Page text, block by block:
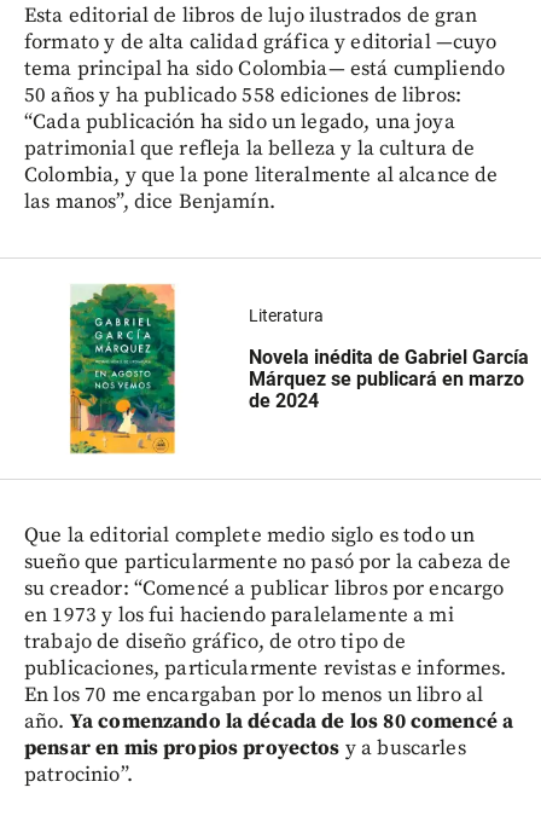
Esta editorial de libros de lujo ilustrados de gran
formato y de alta calidad gráfica y editorial —cuyo
tema principal ha sido Colombia— está cumpliendo
50 años y ha publicado 558 ediciones de libros:
“Cada publicación ha sido un legado, una joya
patrimonial que refleja la belleza y la cultura de
Colombia, y que la pone literalmente al alcance de
las manos”, dice Benjamín.
Literatura
Novela inédita de Gabriel García
Márquez se publicará en marzo
de 2024
Que la editorial complete medio siglo es todo un
sueño que particularmente no pasó por la cabeza de
su creador: “Comencé a publicar libros por encargo
en 1973 y los fui haciendo paralelamente a mi
trabajo de diseño gráfico, de otro tipo de
publicaciones, particularmente revistas e informes.
En los 70 me encargaban por lo menos un libro al
año. Ya comenzando la década de los 80 comencé a
pensar en mis propios proyectos y a buscarles
patrocinio”.